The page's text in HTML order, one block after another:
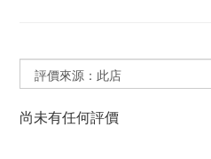
尚未有任何評價